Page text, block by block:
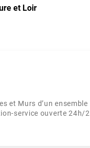
et Loir
et Murs d’un
service ouverte 24h/